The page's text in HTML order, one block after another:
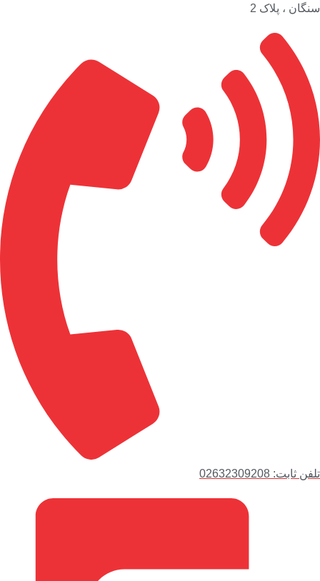
سنگان ، پلاک 2
تلفن ثابت: 02632309208